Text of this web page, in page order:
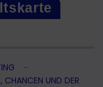
–
CHANCEN UND DER